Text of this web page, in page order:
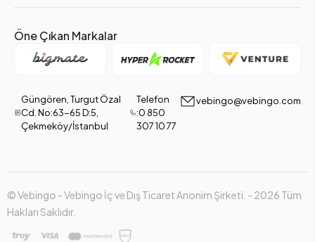
Öne Çıkan Markalar
Güngören, Turgut Özal
Cd. No:63-65 D:5,
Çekmeköy/İstanbul
Telefon
:0 850
307 10 77
vebingo@vebingo.com
© Vebingo - Vebingo İç ve Dış Ticaret Anonim Şirketi. - 2026 Tüm
Hakları Saklıdır.